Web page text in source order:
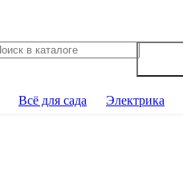
Всё для сада Электрика